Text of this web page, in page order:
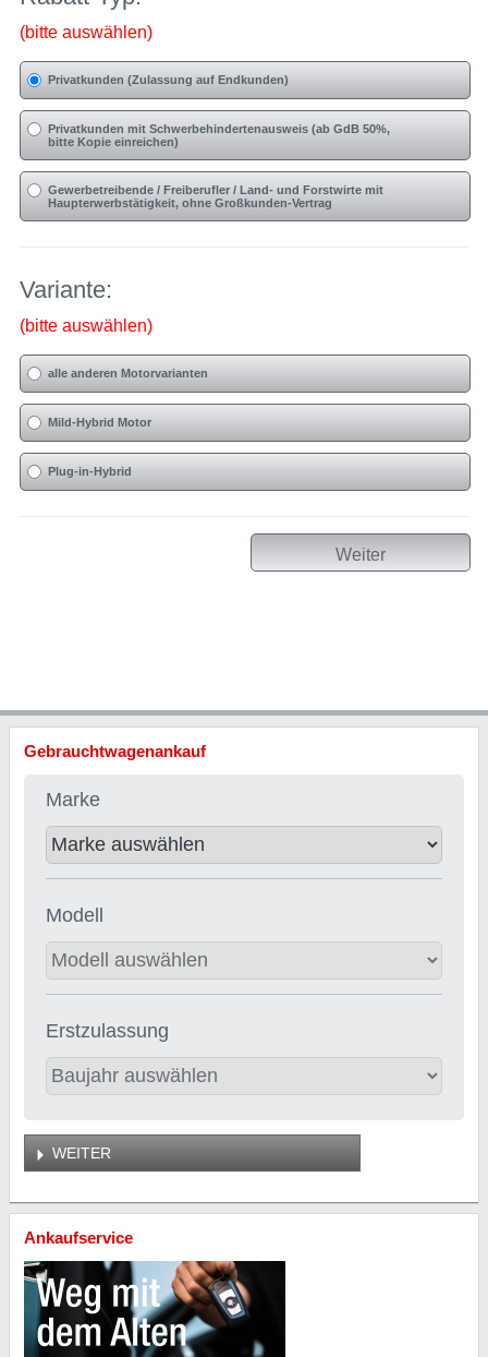
(bitte auswählen)
Privatkunden (Zulassung auf Endkunden)
Privatkunden mit Schwerbehindertenausweis (ab GdB 50%,
bitte Kopie einreichen)
Gewerbetreibende / Freiberufler / Land- und Forstwirte mit
Haupterwerbstätigkeit, ohne Großkunden-Vertrag
Variante:
(bitte auswählen)
alle anderen Motorvarianten
Mild-Hybrid Motor
Plug-in-Hybrid
Weiter
Gebrauchtwagenankauf
Marke
Modell
Erstzulassung
WEITER
Ankaufservice